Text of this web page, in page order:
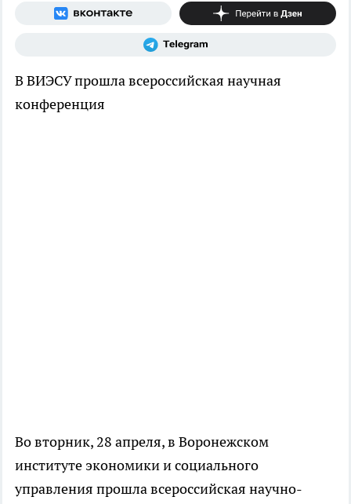
В ВИЭСУ прошла всероссийская научная
конференция
Во вторник, 28 апреля, в Воронежском
институте экономики и социального
управления прошла всероссийская научно-